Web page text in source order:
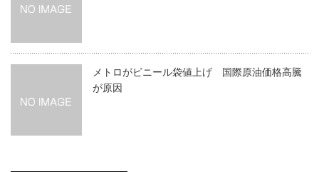
メトロがビニール袋値上げ 国際原油価格高騰
が原因